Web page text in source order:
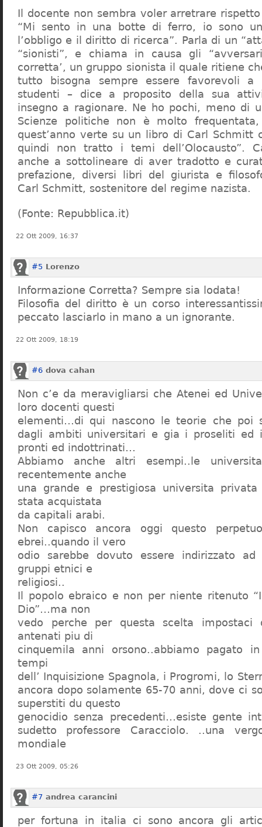
Il docente non sembra voler arretrare
“Mi sento in una botte di ferro, io sono
l’obbligo e il diritto di ricerca”. Parla di un
“sionisti”, e chiama in causa gli
corretta’, un gruppo sionista il quale ritiene
tutto bisogna sempre essere favorevoli a
studenti – dice a proposito della sua
insegno a ragionare. Ne ho pochi, meno di
Scienze politiche non è molto
quest’anno verte su un libro di Carl Schmitt
quindi non tratto i temi dell’Olocausto”.
anche a sottolineare di aver tradotto e
prefazione, diversi libri del giurista e
Carl Schmitt, sostenitore del regime nazista.
(Fonte: Repubblica.it)
22 Ott 2009, 16:37
#5 Lorenzo
Informazione Corretta? Sempre sia lodata!
Filosofia del diritto è un corso
peccato lasciarlo in mano a un ignorante.
22 Ott 2009, 18:19
#6 dova cahan
Non c’e da meravigliarsi che Atenei ed
loro docenti questi
elementi…di qui nascono le teorie che poi
dagli ambiti universitari e gia i proseliti ed
pronti ed indottrinati…
Abbiamo anche altri esempi..le
recentemente anche
una grande e prestigiosa universita
stata acquistata
da capitali arabi.
Non capisco ancora oggi questo
ebrei..quando il vero
odio sarebbe dovuto essere indirizzato
gruppi etnici e
religiosi..
Il popolo ebraico e non per niente ritenuto
Dio”…ma non
vedo perche per questa scelta
antenati piu di
cinquemila anni orsono..abbiamo pagato
tempi
dell’ Inquisizione Spagnola, i Progromi, lo
ancora dopo solamente 65-70 anni, dove ci
superstiti du questo
genocidio senza precedenti…esiste gente
sudetto professore Caracciolo. ..una
mondiale
23 Ott 2009, 05:26
#7 andrea carancini
per fortuna in italia ci sono ancora gli